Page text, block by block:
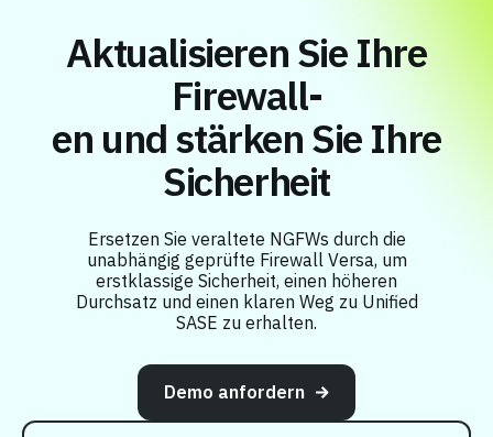
Aktualisieren Sie Ihre
Firewall-
en und stärken Sie Ihre
Sicherheit
Ersetzen Sie veraltete NGFWs durch die
unabhängig geprüfte Firewall Versa, um
erstklassige Sicherheit, einen höheren
Durchsatz und einen klaren Weg zu Unified
SASE zu erhalten.
Demo anfordern